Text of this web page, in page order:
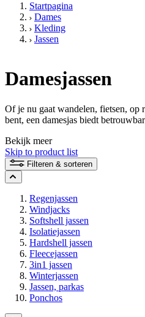
Startpagina
Dames
Kleding
Jassen
Damesjassen
Of je nu gaat wandelen, fietsen, op
bent, een damesjas biedt
softshelljassen, winterjassen en
uiteenlopende activiteiten en elk
Bekijk meer
Skip to product list
Filteren & sorteren
Regenjassen
Windjacks
Softshell jassen
Isolatiejassen
Hardshell jassen
Fleecejassen
3in1 jassen
Winterjassen
Jassen, parkas
Ponchos